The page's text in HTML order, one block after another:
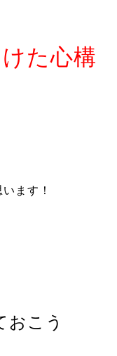
た心構
ます！
おこう